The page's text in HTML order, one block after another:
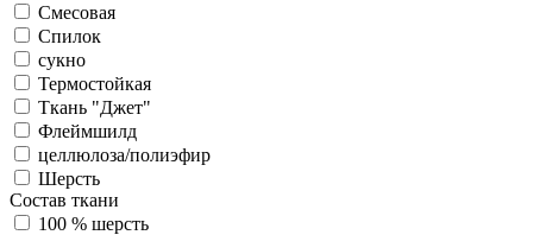
Смесовая
Спилок
сукно
Термостойкая
Ткань "Джет"
Флеймшилд
целлюлоза/полиэфир
Шерсть
Состав ткани
100 % шерсть